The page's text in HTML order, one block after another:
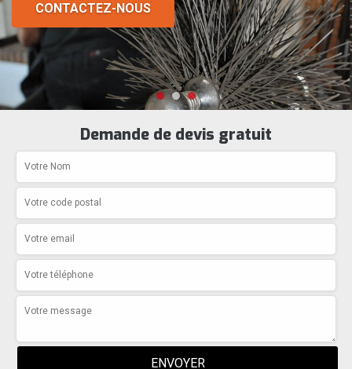
CONTACTEZ-NOUS
Demande de devis gratuit